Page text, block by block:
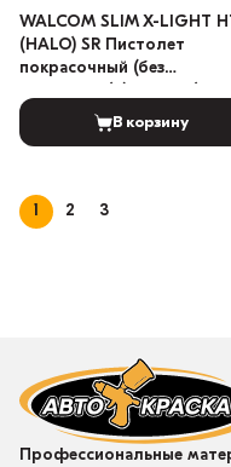
WALCOM SLIM X-LIGHT
(HALO) SR Пистолет
покрасочный (без
В корзину
1 2 3
Профессиональные